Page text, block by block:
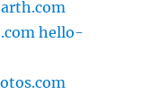
hello-